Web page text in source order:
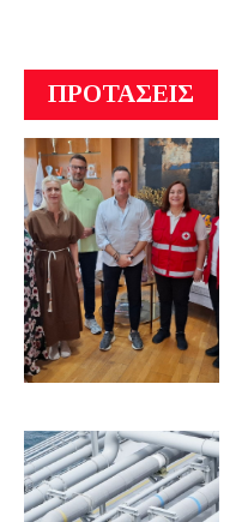
ΠΡΟΤΑΣΕΙΣ